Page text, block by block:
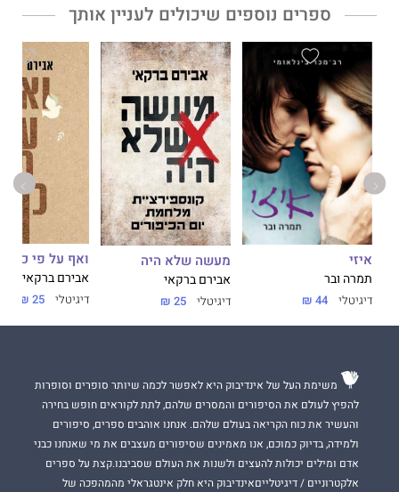
ספרים נוספים שיכולים לעניין אותך
איזי
תמרה ובר
דיגיטלי 44 ₪
מעשה שלא היה
אבירם ברקאי
דיגיטלי 25 ₪
ואף על פי כן
אבירם ברקאי
דיגיטלי 25 ₪
משימת העל של אינדיבוק היא לאפשר לכמה שיותר סופרים וסופרות
להפיץ לעולם את הסיפורים והמסרים שלהם, לתת לקוראים חופש בחירה
והעשיר את כוח הקריאה בעולם שלהם. אנחנו אוהבים ספרים, סיפורים
ולמידה, בדיוק כמוכם, אנו מאמינים שסיפורים מעצבים את מי שאנחנו כבני
אדם ומילים יכולות להעצים ולשנות את העולם שסביבנו.קצת על ספרים
אלקטרוניים / דיגיטלייםאינדיבוק היא חלק אינטגראלי מהמהפכה של